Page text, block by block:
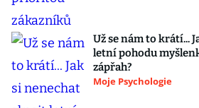
Už se nám to krátí...
letní pohodu
zápřah?
Moje Psychologie